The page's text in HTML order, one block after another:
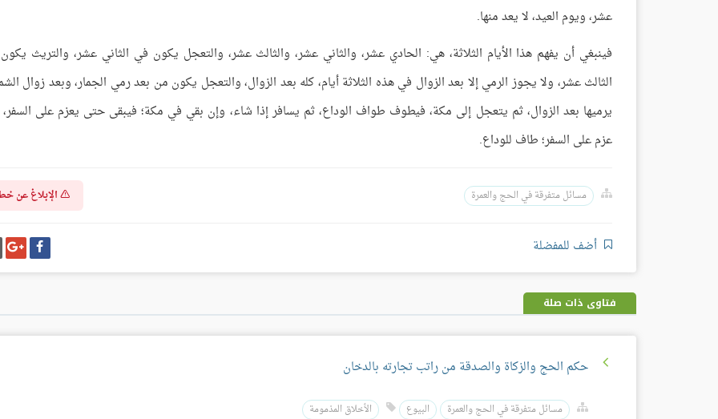
عشر، ويوم العيد، لا يعد منها.
فينبغي أن يفهم هذا الأيام الثلاثة، هي: الحادي عشر، والثاني عشر، والثالث عشر، والتعجل يكون في الثاني عشر، والتريث
الثالث عشر، ولا يجوز الرمي إلا بعد الزوال في هذه الثلاثة أيام، كله بعد الزوال، والتعجل يكون من بعد رمي الجمار، وبعد زوال
يرميها بعد الزوال، ثم يتعجل إلى مكة، فيطوف طواف الوداع، ثم يسافر إذا شاء، وإن بقي في مكة؛ فيبقى حتى يعزم على السفر،
عزم على السفر؛ طاف للوداع.
مسائل متفرقة في الحج والعمرة الإبلاغ عن
أضف للمفضلة شارك
على
فيسبوك
فتاوى ذات صلة
حكم الحج والزكاة والصدقة من راتب تجارته بالدخان
مسائل متفرقة في الحج والعمرة البيوع الأخلاق المذمومة